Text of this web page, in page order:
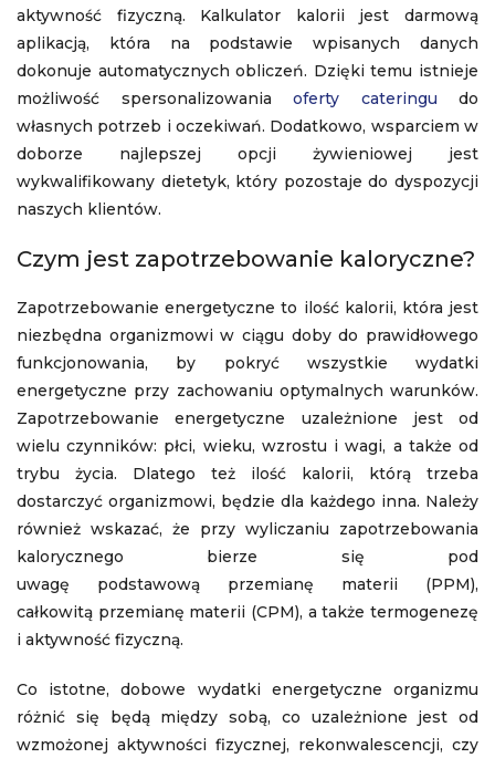
aktywność fizyczną. Kalkulator kalorii jest darmową
aplikacją, która na podstawie wpisanych danych
dokonuje automatycznych obliczeń. Dzięki temu istnieje
możliwość spersonalizowania oferty cateringu do
własnych potrzeb i oczekiwań. Dodatkowo, wsparciem w
doborze najlepszej opcji żywieniowej jest
wykwalifikowany dietetyk, który pozostaje do dyspozycji
naszych klientów.
Czym jest zapotrzebowanie kaloryczne?
Zapotrzebowanie energetyczne to ilość kalorii, która jest
niezbędna organizmowi w ciągu doby do prawidłowego
funkcjonowania, by pokryć wszystkie wydatki
energetyczne przy zachowaniu optymalnych warunków.
Zapotrzebowanie energetyczne uzależnione jest od
wielu czynników: płci, wieku, wzrostu i wagi, a także od
trybu życia. Dlatego też ilość kalorii, którą trzeba
dostarczyć organizmowi, będzie dla każdego inna. Należy
również wskazać, że przy wyliczaniu zapotrzebowania
kalorycznego bierze się pod
uwagę podstawową przemianę materii (PPM),
całkowitą przemianę materii (CPM), a także termogenezę
i aktywność fizyczną.
Co istotne, dobowe wydatki energetyczne organizmu
różnić się będą między sobą, co uzależnione jest od
wzmożonej aktywności fizycznej, rekonwalescencji, czy